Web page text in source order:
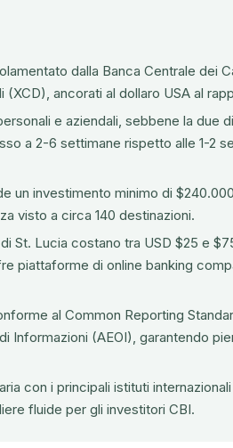
dalla Banca Centrale dei
ancorati al dollaro USA al
e aziendali, sebbene la due
a 2-6 settimane rispetto alle 1-2
un investimento minimo di
visto a circa 140 destinazioni.
St. Lucia costano tra USD $25 e
piattaforme di online banking
al Common Reporting
Informazioni (AEOI), garantendo
con i principali istituti
fluide per gli investitori CBI.